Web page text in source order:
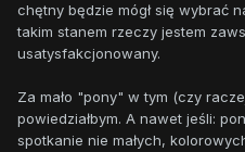
chętny będzie mógł się wybrać
takim stanem rzeczy jestem
usatysfakcjonowany.
Za mało "pony" w tym (czy
powiedziałbym. A nawet jeśli:
spotkanie nie małych,